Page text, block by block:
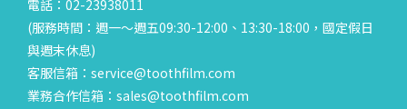
電話：02-23938011
(服務時間：週一～週五09:30-12:00、13:30-18:00，國定假日
與週末休息)
客服信箱：service@toothfilm.com
業務合作信箱：sales@toothfilm.com